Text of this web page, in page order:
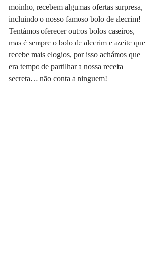
moinho, recebem algumas ofertas surpresa,
incluindo o nosso famoso bolo de alecrim!
Tentámos oferecer outros bolos caseiros,
mas é sempre o bolo de alecrim e azeite que
recebe mais elogios, por isso achámos que
era tempo de partilhar a nossa receita
secreta… não conta a ninguem!